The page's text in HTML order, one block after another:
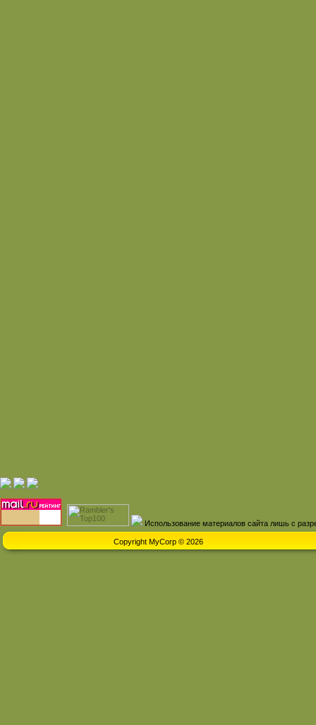
Использование материалов сайта лишь с
Copyright MyCorp © 2026